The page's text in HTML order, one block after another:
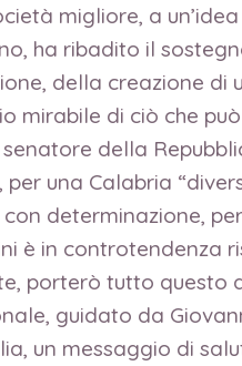
migliore, a
ha ribadito il
della creazione
mirabile di ciò che
della
una Calabria
determinazione,
è in
porterò tutto questo
guidato da
un messaggio di